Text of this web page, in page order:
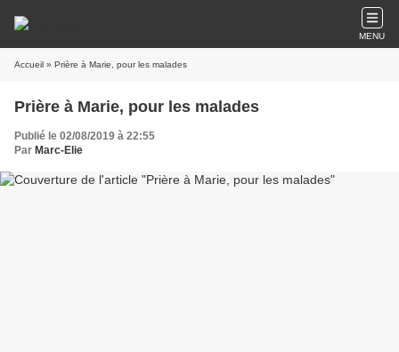
MENU
Accueil » Prière à Marie, pour les malades
Prière à Marie, pour les malades
Publié le 02/08/2019 à 22:55
Par Marc-Elie